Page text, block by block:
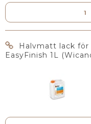
Halvmatt lack
EasyFinish 1L